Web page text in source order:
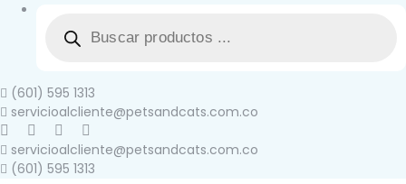
(601) 595 1313
servicioalcliente@petsandcats.com.co
servicioalcliente@petsandcats.com.co
(601) 595 1313